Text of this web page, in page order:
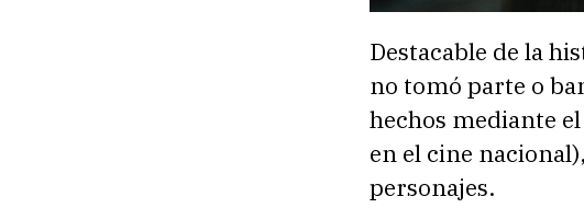
Destacable de la
no tomó parte o
hechos mediante
en el cine
personajes.